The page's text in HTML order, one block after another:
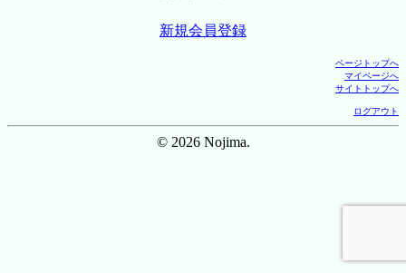
新規会員登録
ページトップへ
マイページへ
サイトトップへ
ログアウト
© 2026 Nojima.